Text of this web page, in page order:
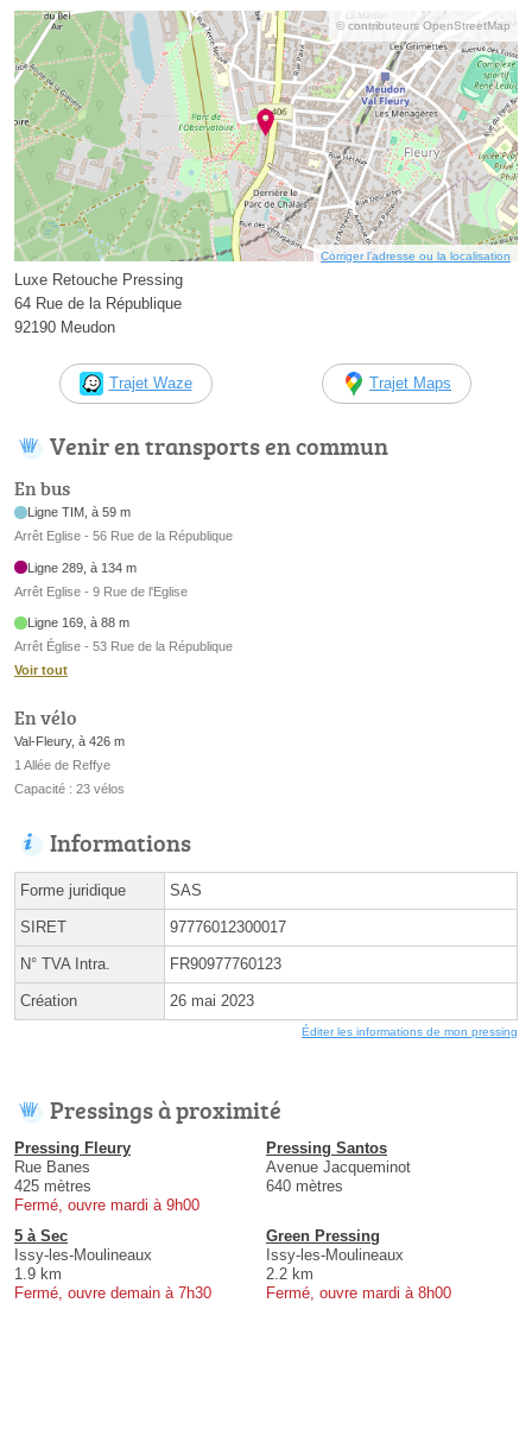
© contributeurs OpenStreetMap
Corriger l’adresse ou la localisation
Luxe Retouche Pressing
64 Rue de la République
92190 Meudon
Trajet Waze Trajet Maps
Venir en transports en commun
En bus
Ligne TIM, à 59 m
Arrêt Eglise - 56 Rue de la République
Ligne 289, à 134 m
Arrêt Eglise - 9 Rue de l'Eglise
Ligne 169, à 88 m
Arrêt Église - 53 Rue de la République
Voir tout
En vélo
Val-Fleury, à 426 m
1 Allée de Reffye
Capacité : 23 vélos
Informations
Forme juridique SAS
SIRET 97776012300017
N° TVA Intra. FR90977760123
Création 26 mai 2023
Éditer les informations de mon pressing
Pressings à proximité
Pressing Fleury
Rue Banes
425 mètres
Fermé, ouvre mardi à 9h00
Pressing Santos
Avenue Jacqueminot
640 mètres
5 à Sec
Issy-les-Moulineaux
1.9 km
Fermé, ouvre demain à 7h30
Green Pressing
Issy-les-Moulineaux
2.2 km
Fermé, ouvre mardi à 8h00